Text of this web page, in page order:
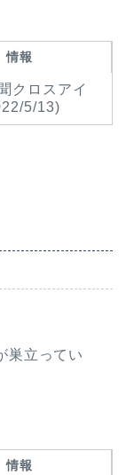
情報
クロスアイ
5/13)
巣立ってい
情報